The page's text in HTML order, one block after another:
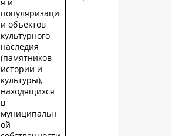
популяризаци
и объектов
культурного
наследия
(памятников
истории и
культуры),
находящихся
в
муниципальн
ой